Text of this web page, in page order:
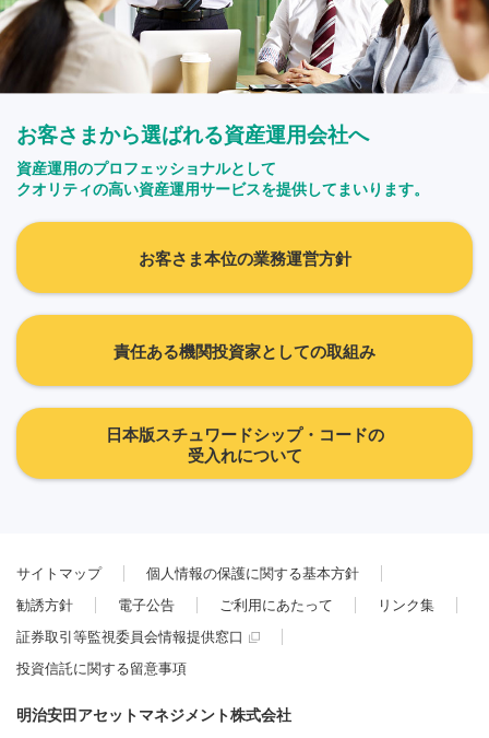
お客さまから選ばれる資産運用会社へ
資産運用のプロフェッショナルとして
クオリティの高い資産運用サービスを提供してまいります。
お客さま本位の業務運営方針
責任ある機関投資家としての取組み
日本版スチュワードシップ・コードの
受入れについて
サイトマップ
個人情報の保護に関する基本方針
勧誘方針
電子公告 ご利用にあたって
リンク集
証券取引等監視委員会情報提供窓口
投資信託に関する留意事項
明治安田アセットマネジメント株式会社